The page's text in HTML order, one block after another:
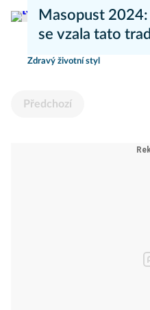
Masopust 2024:
se vzala tato
Zdravý životní styl
Předchozí